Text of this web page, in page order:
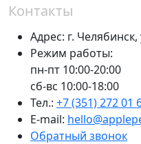
Контакты
Адрес: г. Челябинск,
Режим работы:
пн-пт 10:00-20:00
сб-вс 10:00-18:00
Тел.: +7 (351) 272 01
E-mail:
Обратный звонок